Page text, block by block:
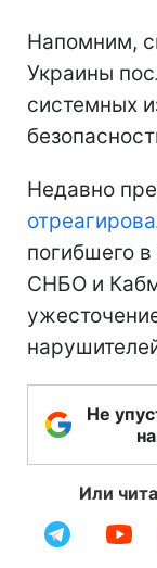
Напомним,
Украины
системных
Недавно
погибшего
СНБО и
Не
Или